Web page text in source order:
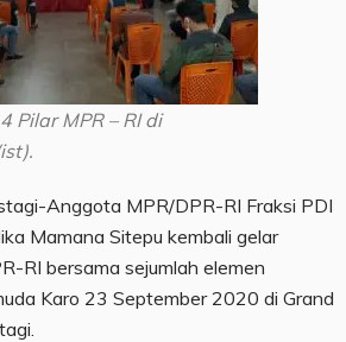
Pilar MPR – RI di
Anggota MPR/DPR-RI Fraksi PDI
Mamana Sitepu kembali gelar
RI bersama sejumlah elemen
Karo 23 September 2020 di Grand